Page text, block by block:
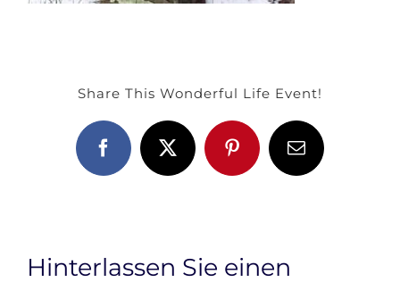
Share This Wonderful Life Event!
FacebookX PinterestE-
Mail
Hinterlassen Sie einen